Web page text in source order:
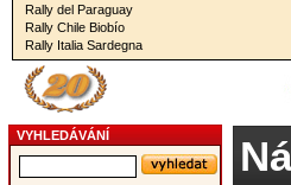
Rally del Paraguay
Rally Chile Biobío
Rally Italia Sardegna
VYHLEDÁVÁNÍ